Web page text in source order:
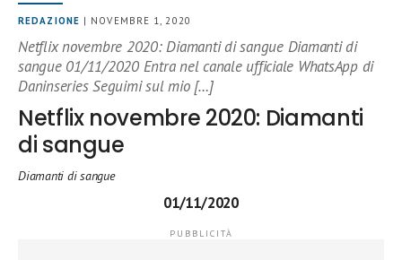
REDAZIONE | NOVEMBRE 1, 2020
Netflix novembre 2020: Diamanti di sangue Diamanti di
sangue 01/11/2020 Entra nel canale ufficiale WhatsApp di
Daninseries Seguimi sul mio […]
Netflix novembre 2020: Diamanti
di sangue
Diamanti di sangue
01/11/2020